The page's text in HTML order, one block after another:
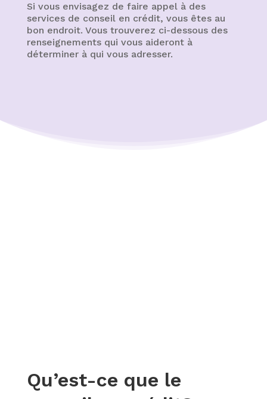
Si vous envisagez de faire appel à des
services de conseil en crédit, vous êtes au
bon endroit. Vous trouverez ci-dessous des
renseignements qui vous aideront à
déterminer à qui vous adresser.
Qu’est-ce que le